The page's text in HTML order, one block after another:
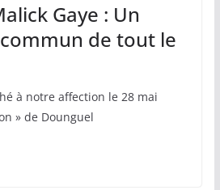
Gaye : Un
de tout le
à notre affection le 28 mai
» de Dounguel